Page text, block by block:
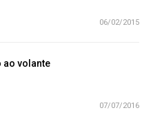
06/02/2015
ao volante
07/07/2016